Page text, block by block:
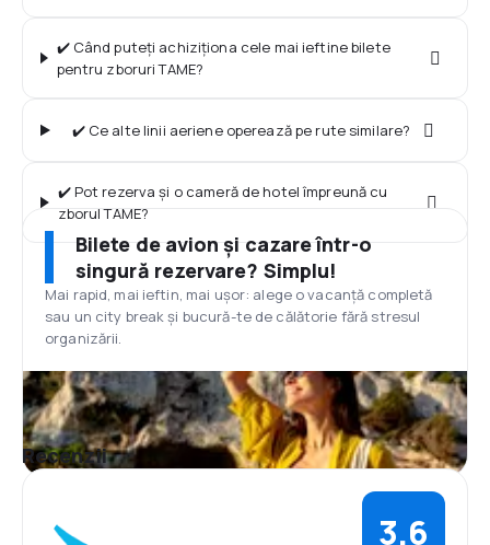
✔️ Când puteți achiziționa cele mai ieftine bilete
pentru zboruri TAME?
✔️ Ce alte linii aeriene operează pe rute similare?
✔️ Pot rezerva și o cameră de hotel împreună cu
zborul TAME?
Bilete de avion și cazare într-o
singură rezervare? Simplu!
Mai rapid, mai ieftin, mai ușor: alege o vacanță completă
sau un city break și bucură-te de călătorie fără stresul
organizării.
Recenzii
3,6